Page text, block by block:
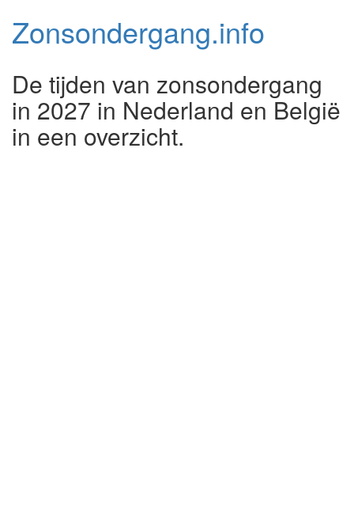
Zonsondergang.info
De tijden van zonsondergang
in 2027 in Nederland en België
in een overzicht.